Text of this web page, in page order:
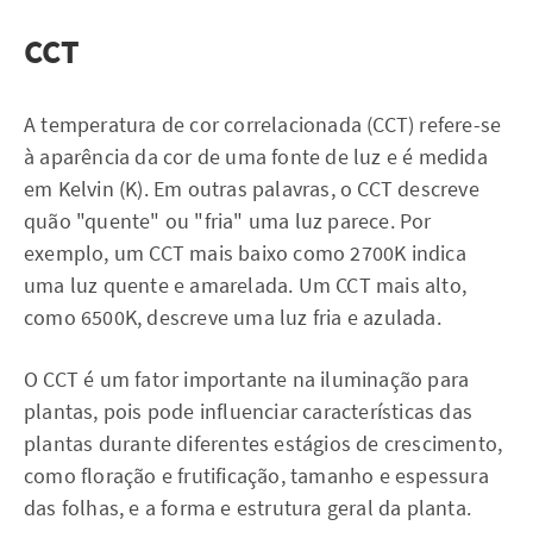
CCT
A temperatura de cor correlacionada (CCT) refere-se
à aparência da cor de uma fonte de luz e é medida
em Kelvin (K). Em outras palavras, o CCT descreve
quão "quente" ou "fria" uma luz parece. Por
exemplo, um CCT mais baixo como 2700K indica
uma luz quente e amarelada. Um CCT mais alto,
como 6500K, descreve uma luz fria e azulada.
O CCT é um fator importante na iluminação para
plantas, pois pode influenciar características das
plantas durante diferentes estágios de crescimento,
como floração e frutificação, tamanho e espessura
das folhas, e a forma e estrutura geral da planta.